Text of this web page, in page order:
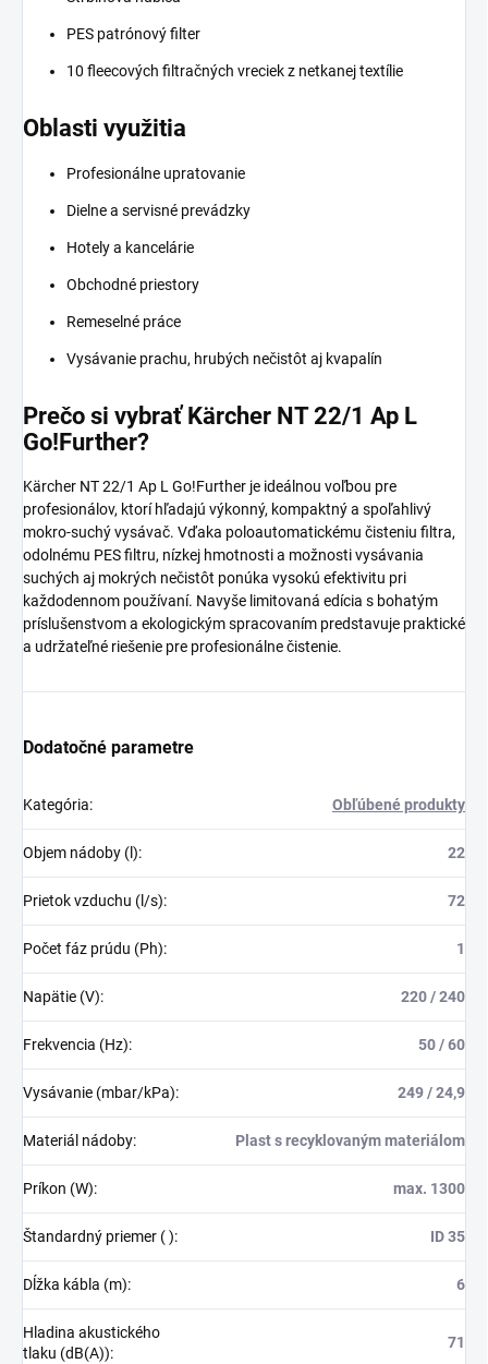
PES patrónový filter
10 fleecových filtračných vreciek z netkanej textílie
Oblasti využitia
Profesionálne upratovanie
Dielne a servisné prevádzky
Hotely a kancelárie
Obchodné priestory
Remeselné práce
Vysávanie prachu, hrubých nečistôt aj kvapalín
Prečo si vybrať Kärcher NT 22/1 Ap L
Go!Further?
Kärcher NT 22/1 Ap L Go!Further je ideálnou voľbou pre
profesionálov, ktorí hľadajú výkonný, kompaktný a spoľahlivý
mokro-suchý vysávač. Vďaka poloautomatickému čisteniu filtra,
odolnému PES filtru, nízkej hmotnosti a možnosti vysávania
suchých aj mokrých nečistôt ponúka vysokú efektivitu pri
každodennom používaní. Navyše limitovaná edícia s bohatým
príslušenstvom a ekologickým spracovaním predstavuje praktické
a udržateľné riešenie pre profesionálne čistenie.
Dodatočné parametre
Kategória: Obľúbené produkty
Objem nádoby (l): 22
Prietok vzduchu (l/s): 72
Počet fáz prúdu (Ph): 1
Napätie (V): 220 / 240
Frekvencia (Hz): 50 / 60
Vysávanie (mbar/kPa): 249 / 24,9
Materiál nádoby: Plast s recyklovaným materiálom
Príkon (W): max. 1300
Štandardný priemer ( ): ID 35
Dĺžka kábla (m): 6
Hladina akustického
tlaku (dB(A)):
71